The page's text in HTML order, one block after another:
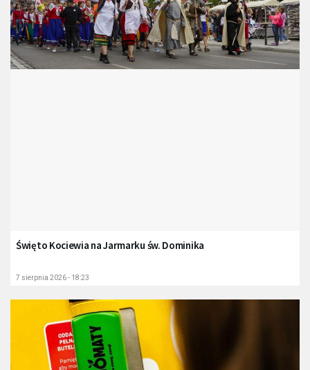
Święto Kociewia na Jarmarku św. Dominika
7 sierpnia 2026 - 18:23